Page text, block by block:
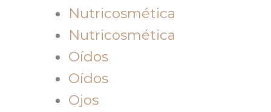
Nutricosmética
Nutricosmética
Oídos
Oídos
Ojos